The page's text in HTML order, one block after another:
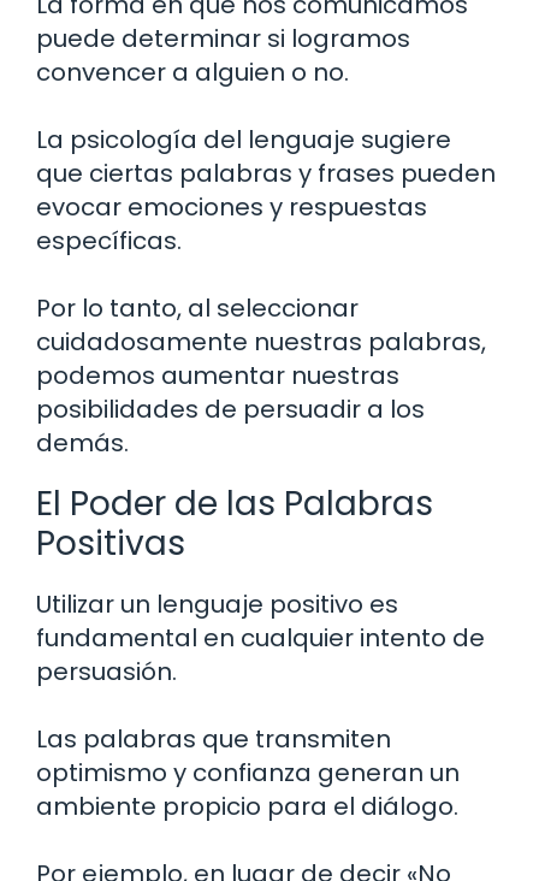
puede determinar si logramos
convencer a alguien o no.
La psicología del lenguaje sugiere
que ciertas palabras y frases pueden
evocar emociones y respuestas
específicas.
Por lo tanto, al seleccionar
cuidadosamente nuestras palabras,
podemos aumentar nuestras
posibilidades de persuadir a los
demás.
El Poder de las Palabras
Positivas
Utilizar un lenguaje positivo es
fundamental en cualquier intento de
persuasión.
Las palabras que transmiten
optimismo y confianza generan un
ambiente propicio para el diálogo.
Por ejemplo, en lugar de decir «No